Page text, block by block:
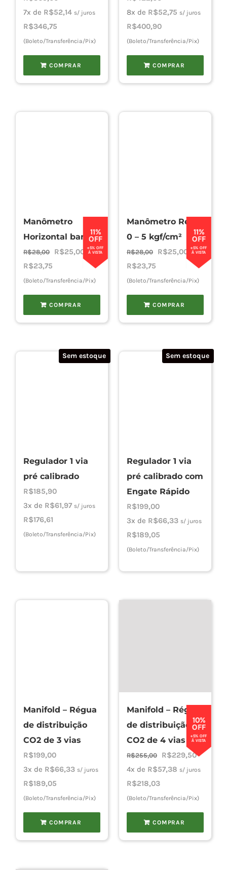
7x de R$52,14 s/ juros
R$346,75
(Boleto/Transferência/Pix)
COMPRAR
8x de R$52,75 s/ juros
R$400,90
(Boleto/Transferência/Pix)
COMPRAR
11%
OFF
+5% OFF
À VISTA
Manômetro
Horizontal bar/PSI
R$28,00
O
original
era:
R$28,00.
R$25,00 O
preço
atual
é:
R$23,75
(Boleto/Transferência/Pix)
COMPRAR
11%
OFF
+5% OFF
À VISTA
Manômetro Reto
0 – 5 kgf/cm²
R$28,00
O
original
era:
R$28,00.
R$25,00 O
preço
atual
é:
R$23,75
(Boleto/Transferência/Pix)
COMPRAR
Sem estoque
Regulador 1 via
pré calibrado
R$185,90
3x de R$61,97 s/ juros
R$176,61
(Boleto/Transferência/Pix)
Sem estoque
Regulador 1 via
pré calibrado com
Engate Rápido
R$199,00
3x de R$66,33 s/ juros
R$189,05
(Boleto/Transferência/Pix)
Manifold – Régua
de distribuição
CO2 de 3 vias
R$199,00
3x de R$66,33 s/ juros
R$189,05
(Boleto/Transferência/Pix)
COMPRAR
10%
OFF
+5% OFF
À VISTA
Manifold – Régua
de distribuição
CO2 de 4 vias
R$255,00
O
preço
era:
R$255,00.
R$229,50O
preço
é:
4x de R$57,38 s/ juros
R$218,03
(Boleto/Transferência/Pix)
COMPRAR